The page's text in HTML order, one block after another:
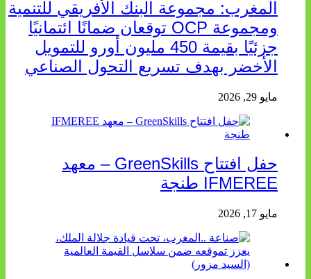
المغرب: مجموعة البنك الأفريقي للتنمية
ومجموعة OCP توقعان ضمانًا ائتمانيًا
جزئيًا بقيمة 450 مليون أورو للتمويل
الأخضر بهدف تسريع التحول الصناعي
مايو 29, 2026
حفل افتتاح GreenSkills – معهد
IFMEREE طنجة
مايو 17, 2026